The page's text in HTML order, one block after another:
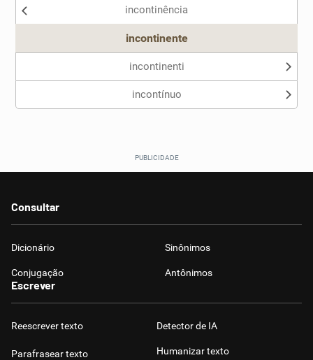
incontinência
incontinente
incontinenti
incontínuo
Consultar
Dicionário Sinônimos
Conjugação Antônimos
Escrever
Reescrever texto
Parafrasear texto
Detector de IA
Humanizar texto